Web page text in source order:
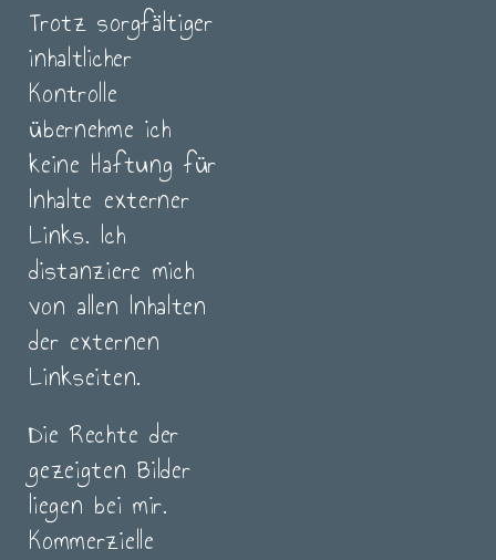
Trotz sorgfältiger
inhaltlicher
Kontrolle
übernehme ich
keine Haftung für
Inhalte externer
Links. Ich
distanziere mich
von allen Inhalten
der externen
Linkseiten.
Die Rechte der
gezeigten Bilder
liegen bei mir.
Kommerzielle